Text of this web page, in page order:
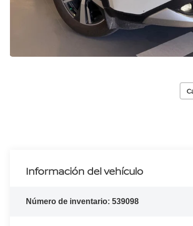
Información del vehículo
Número de inventario:539098